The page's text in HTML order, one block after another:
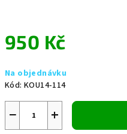
950 Kč
cena:
Na objednávku
Kód: KOU14-114
+
−